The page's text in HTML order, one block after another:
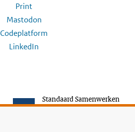
Print
Mastodon
Codeplatform
LinkedIn
Standaard Samenwerken